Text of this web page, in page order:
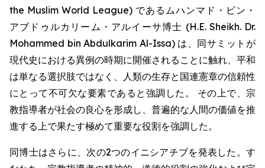
the Muslim World League) であるムハンマド・ビン・
アブドゥルカリーム・アルイーサ博士 (H.E. Sheikh. Dr.
Mohammed bin Abdulkarim Al-Issa) は、同サミットが
現代史における異例の時期に開催されることに触れ、平和
は単なる選択肢ではなく、人類の生存と国連憲章の信頼性
にとって不可欠な要素であると強調した。 その上で、宗
教指導者が社会の良心を形成し、普遍的な人間の価値を推
進する上で果たす極めて重要な役割を強調した。
同博士はさらに、次の2つのイニシアチブを発表した。す